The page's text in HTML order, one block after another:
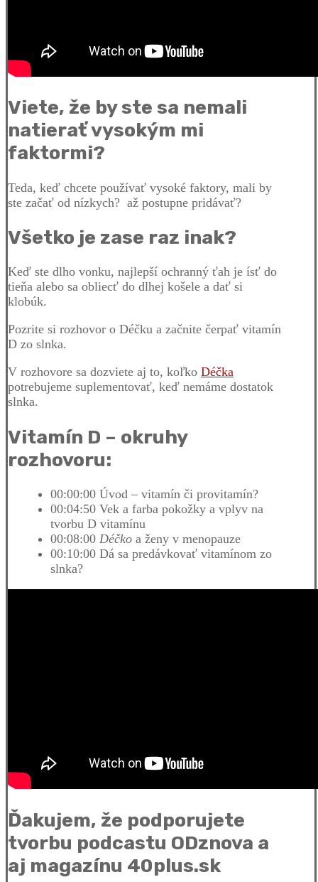
Viete, že by ste sa nemali
natierať vysokým mi
faktormi?
Teda, keď chcete používať vysoké faktory, mali by
ste začať od nízkych? až postupne pridávať?
Všetko je zase raz inak?
Keď ste dlho vonku, najlepší ochranný ťah je ísť do
tieňa alebo sa obliecť do dlhej košele a dať si
klobúk.
Pozrite si rozhovor o Déčku a začnite čerpať vitamín
D zo slnka.
V rozhovore sa dozviete aj to, koľko Déčka
potrebujeme suplementovať, keď nemáme dostatok
slnka.
Vitamín D – okruhy
rozhovoru:
00:00:00 Úvod – vitamín či provitamín?
00:04:50 Vek a farba pokožky a vplyv na
tvorbu D vitamínu
00:08:00 Déčko a ženy v menopauze
00:10:00 Dá sa predávkovať vitamínom zo
slnka?
Ďakujem, že podporujete
tvorbu podcastu ODznova a
aj magazínu 40plus.sk